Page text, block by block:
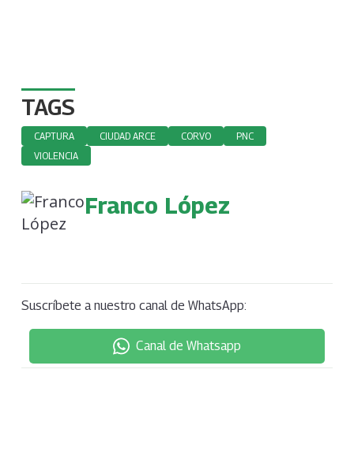
TAGS
CAPTURA CIUDAD ARCE CORVO
PNC
VIOLENCIA
Franco López
Suscríbete a nuestro canal de WhatsApp:
Canal de Whatsapp